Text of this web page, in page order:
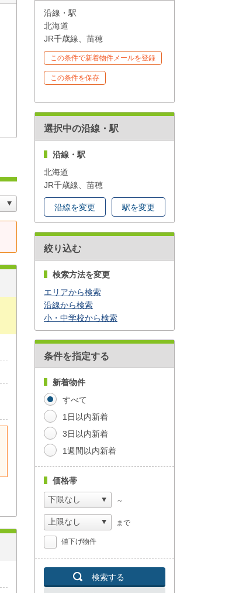
沿線・駅
北海道
JR千歳線、苗穂
この条件で新着物件メールを登録
この条件を保存
選択中の沿線・駅
沿線・駅
北海道
JR千歳線、苗穂
沿線を変更 駅を変更
絞り込む
検索方法を変更
エリアから検索
沿線から検索
小・中学校から検索
条件を指定する
新着物件
すべて
1日以内新着
3日以内新着
1週間以内新着
価格帯
～
まで
値下げ物件
検索する